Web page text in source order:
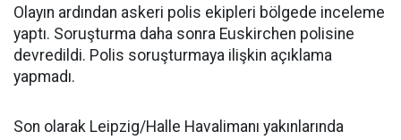
Olayın ardından askeri polis ekipleri bölgede inceleme
yaptı. Soruşturma daha sonra Euskirchen polisine
devredildi. Polis soruşturmaya ilişkin açıklama
yapmadı.
Son olarak Leipzig/Halle Havalimanı yakınlarında